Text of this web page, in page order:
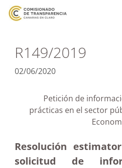
R149/2019
02/06/2020
Petición de
prácticas en el sector
Resolución
solicitud de